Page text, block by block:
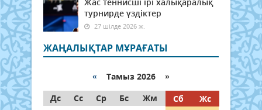
турнирде үздіктер
27 шілде 2026 ж.
ЖАҢАЛЫҚТАР МҰРАҒАТЫ
« Тамыз 2026 »
Дс
Сс Ср Бс Жм Сб
Жс